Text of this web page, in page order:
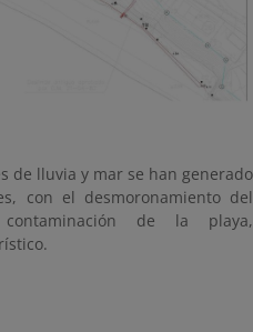
de lluvia y mar se han generado
con el desmoronamiento del
de la playa,